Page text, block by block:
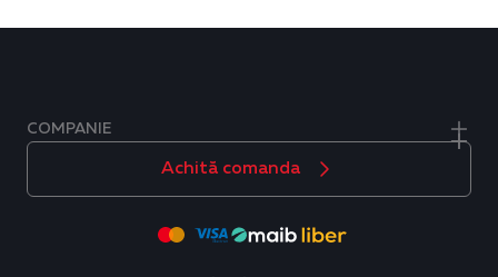
COMPANIE
Achită comanda